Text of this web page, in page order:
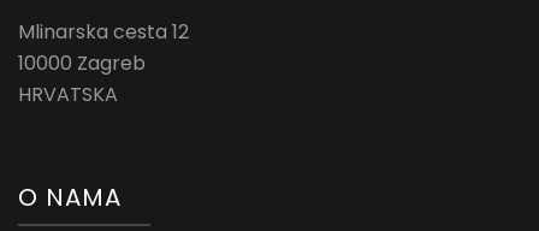
Mlinarska cesta 12
10000 Zagreb
HRVATSKA
O NAMA